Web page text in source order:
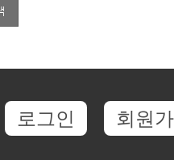
로그인 회원